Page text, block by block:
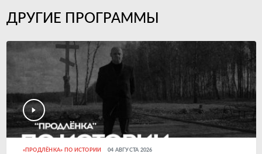
ДРУГИЕ ПРОГРАММЫ
«ПРОДЛЁНКА» ПО ИСТОРИИ 04 АВГУСТА 2026